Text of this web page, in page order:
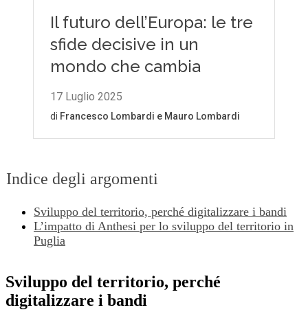
Indice degli argomenti
Sviluppo del territorio, perché digitalizzare i bandi
L’impatto di Anthesi per lo sviluppo del territorio in
Puglia
Sviluppo del territorio, perché
digitalizzare i bandi